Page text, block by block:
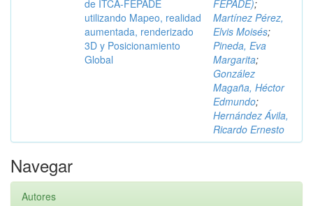
de ITCA-FEPADE
utilizando Mapeo, realidad
aumentada, renderizado
3D y Posicionamiento
Global
FEPADE);
Martínez Pérez,
Elvis Moisés;
Pineda, Eva
Margarita;
González
Magaña, Héctor
Edmundo;
Hernández Ávila,
Ricardo Ernesto
Navegar
Autores